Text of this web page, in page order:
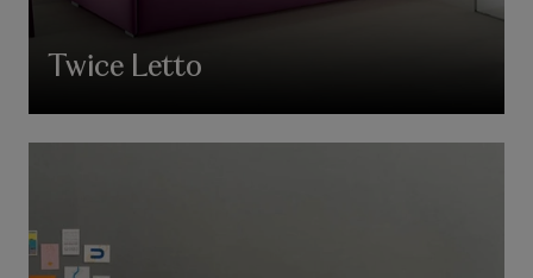
Twice Letto